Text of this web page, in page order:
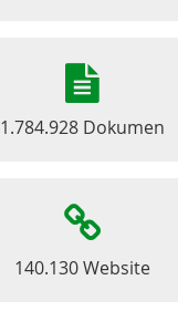
1.784.928 Dokumen
140.130 Website